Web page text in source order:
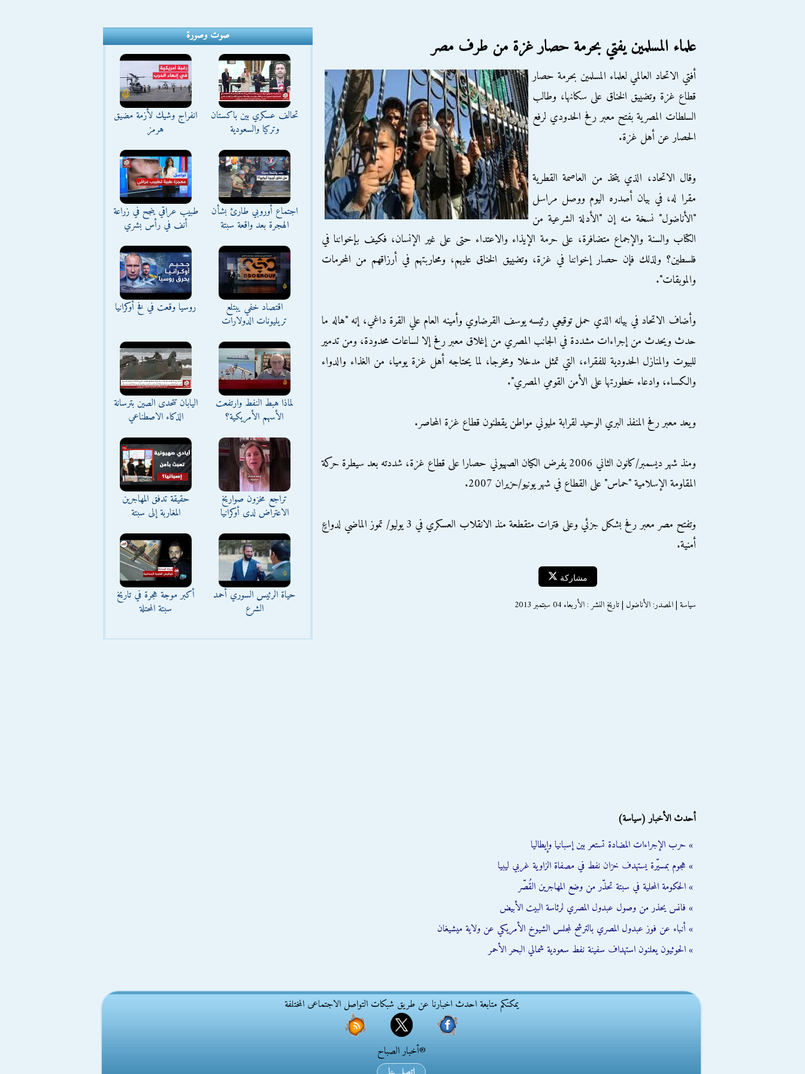
علماء المسلمين يفتي بحرمة حصار غزة من طرف مصر
أفتي الاتحاد العالمي لعلماء المسلمين بحرمة حصار
قطاع غزة وتضييق الخناق على سكانها، وطالب
السلطات المصرية بفتح معبر رفح الحدودي لرفع
الحصار عن أهل غزة.
وقال الاتحاد، الذي يتخذ من العاصمة القطرية
مقرا له، في بيان أصدره اليوم ووصل مراسل
"الأناضول" نسخة منه إن "الأدلة الشرعية من
الكتاب والسنة والإجماع متضافرة، على حرمة الإيذاء والاعتداء حتى على غير الإنسان، فكيف بإخواننا في
فلسطين؟ ولذلك فإن حصار إخواننا في غزة، وتضييق الخناق عليهم، ومحاربتهم في أرزاقهم من المحرمات
والموبقات".
وأضاف الاتحاد في بيانه الذي حمل توقيعي رئيسه يوسف القرضاوي وأمينه العام علي القرة داغي، إنه "هاله ما
حدث ويحدث من إجراءات مشددة في الجانب المصري من إغلاق معبر رفح إلا لساعات محدودة، ومن تدمير
للبيوت والمنازل الحدودية للفقراء، التي تمثل مدخلا ومخرجا، لما يحتاجه أهل غزة يوميا، من الغذاء والدواء
والكساء، وادعاء خطورتها على الأمن القومي المصري".
ويعد معبر رفح المنفذ البري الوحيد لقرابة مليوني مواطن يقطنون قطاع غزة المحاصر.
ومنذ شهر ديسمبر/كانون الثاني 2006 يفرض الكيان الصهيوني حصارا على قطاع غزة، شددته بعد سيطرة حركة
المقاومة الإسلامية "حماس" على القطاع في شهر يونيو/حزيران 2007.
وتفتح مصر معبر رفح بشكل جزئي وعلى فترات متقطعة منذ الانقلاب العسكري في 3 يوليو/ تموز الماضي لدواعٍ
أمنية.
مشاركة
سياسة | المصدر: الأناضول | تاريخ النشر : الأربعاء 04 سبتمبر 2013
أحدث الأخبار (سياسة)
» حرب الإجراءات المضادة تستعر بين إسبانيا وإيطاليا
» هجوم بمسيّرة يستهدف خزان نفط في مصفاة الزاوية غربي ليبيا
» الحكومة المحلية في سبتة تحذّر من وضع المهاجرين القُصّر
» فانس يحذر من وصول عبدول المصري لرئاسة البيت الأبيض
» أنباء عن فوز عبدول المصري بالترشح لمجلس الشيوخ الأمريكي عن ولاية ميشيغان
» الحوثيون يعلنون استهداف سفينة نفط سعودية شمالي البحر الأحمر
صوت وصورة
تحالف عسكري بين باكستان
وتركيا والسعودية
انفراج وشيك لأزمة مضيق
هرمز
اجتماع أوروبي طارئ بشأن
الهجرة بعد واقعة سبتة
طبيب عراقي ينجح في زراعة
أنف في رأس بشري
اقتصاد خفي يبتلع
تريليونات الدولارات
روسيا وقعت في فخ أوكرانيا
لماذا هبط النفط وارتفعت
الأسهم الأمريكية؟
اليابان تتحدى الصين بترسانة
الذكاء الاصطناعي
تراجع مخزون صواريخ
الاعتراض لدى أوكرانيا
حقيقة تدفق المهاجرين
المغاربة إلى سبتة
حياة الرئيس السوري أحمد
الشرع
أكبر موجة هجرة في تاريخ
سبتة المحتلة
يمكنكم متابعة احدث اخبارنا عن طريق شبكات التواصل الاجتماعى المختلفة
®أخبار الصباح